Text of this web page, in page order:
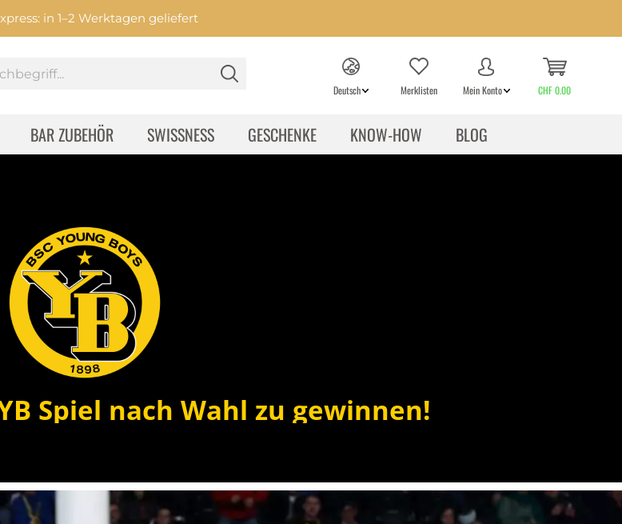
in 1–2 Werktagen geliefert
Deutsch Merklisten Mein Konto CHF 0.00
BAR ZUBEHÖR SWISSNESS GESCHENKE KNOW-HOW BLOG
Spiel nach Wahl zu gewinnen!